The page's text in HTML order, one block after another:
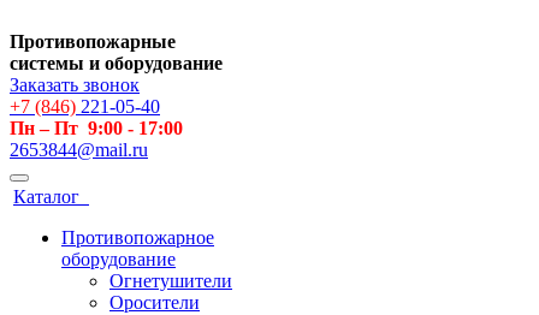
Противопожарные
системы и оборудование
Заказать звонок
+7 (846) 221-05-40
Пн – Пт 9:00 - 17:00
2653844@mail.ru
Каталог
Противопожарное
оборудование
Огнетушители
Оросители